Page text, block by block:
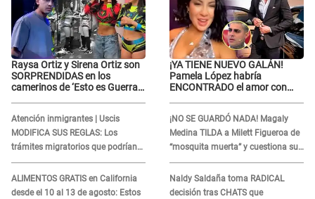
Raysa Ortiz y Sirena Ortiz son
SORPRENDIDAS en los
camerinos de ‘Esto es Guerra’
Gabriel Moisés: “Gracias”
Atención inmigrantes | Uscis
MODIFICA SUS REGLAS: Los
trámites migratorios que podrían
necesitar tu prueba de ADN
ALIMENTOS GRATIS en California
desde el 10 al 13 de agosto: Estos
¡YA TIENE NUEVO GALÁN!
Pamela López habría
ENCONTRADO el amor con
¡NO SE GUARDÓ NADA! Magaly
Medina TILDA a Milett Figueroa de
“mosquita muerta” y cuestiona su
RECONCILIACIÓN con Marcelo
Tinelli en TV argentina
Naldy Saldaña toma RADICAL
decisión tras CHATS que